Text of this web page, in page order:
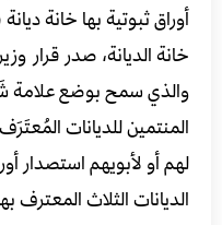
أوراق ثبوتية بها خانة
والذي سمح بوضع علامة
المنتمين للديانات
لهم أو لأبويهم استصدار
الديانات الثلاث المعترف